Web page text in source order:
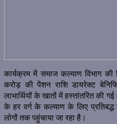
कार्यक्रम में समाज कल्याण विभाग
करोड़ की पेंशन राशि डायरेक्ट
लाभार्थियों के खातों में हस्तांतरित की
के हर वर्ग के कल्याण के लिए
लोगों तक पहुंचाया जा रहा है।